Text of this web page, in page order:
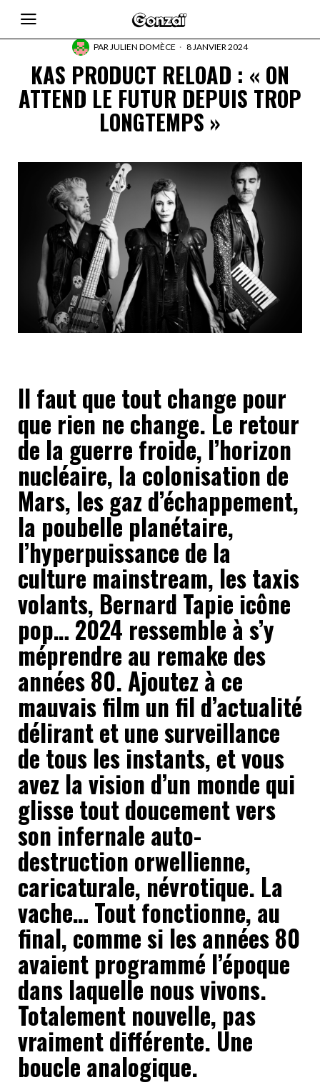
PARJULIEN DOMÈCE 8 JANVIER 2024
KAS PRODUCT RELOAD : « ON
ATTEND LE FUTUR DEPUIS TROP
LONGTEMPS »
Il faut que tout change pour
que rien ne change. Le retour
de la guerre froide, l’horizon
nucléaire, la colonisation de
Mars, les gaz d’échappement,
la poubelle planétaire,
l’hyperpuissance de la
culture mainstream, les taxis
volants, Bernard Tapie icône
pop… 2024 ressemble à s’y
méprendre au remake des
années 80. Ajoutez à ce
mauvais film un fil d’actualité
délirant et une surveillance
de tous les instants, et vous
avez la vision d’un monde qui
glisse tout doucement vers
son infernale auto-
destruction orwellienne,
caricaturale, névrotique. La
vache… Tout fonctionne, au
final, comme si les années 80
avaient programmé l’époque
dans laquelle nous vivons.
Totalement nouvelle, pas
vraiment différente. Une
boucle analogique.